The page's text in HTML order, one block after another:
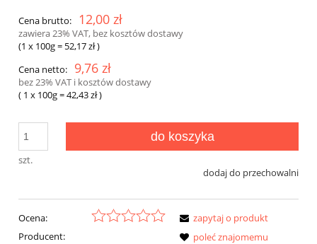
Cena brutto: 12,00 zł
zawiera 23% VAT, bez kosztów dostawy
(1 x 100g= 52,17 zł)
Cena netto:
9,76 zł
bez 23% VAT i kosztów dostawy
( 1 x 100g=42,43 zł)
szt.
do koszyka
dodaj do przechowalni
Ocena:
Producent:
zapytaj o produkt
poleć znajomemu